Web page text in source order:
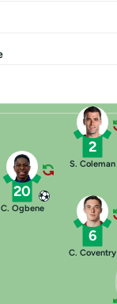
6
C. Coventry
2
S. Coleman
20
C. Ogbene